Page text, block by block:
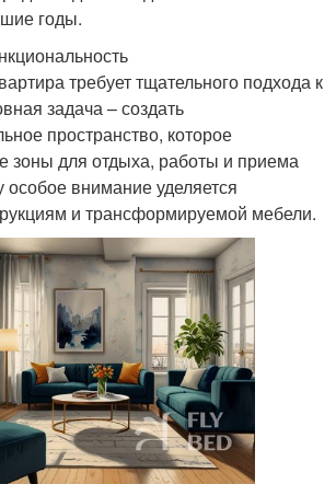
годы.
требует тщательного подхода к
задача – создать
пространство, которое
зоны для отдыха, работы и приема
внимание уделяется
и трансформируемой мебели.